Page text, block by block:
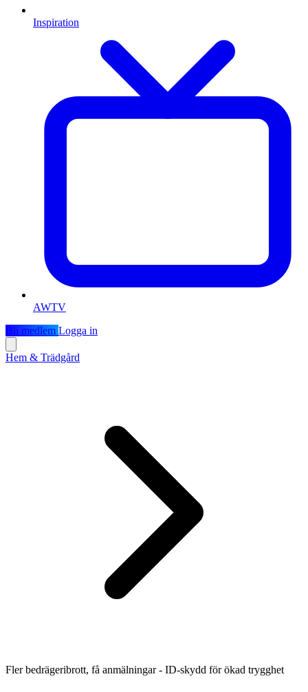
Inspiration
AWTV
Bli medlem Logga in
Hem & Trädgård
Fler bedrägeribrott, få anmälningar - ID-skydd för ökad trygghet